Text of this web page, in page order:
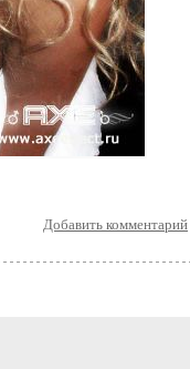
Добавить комментарий